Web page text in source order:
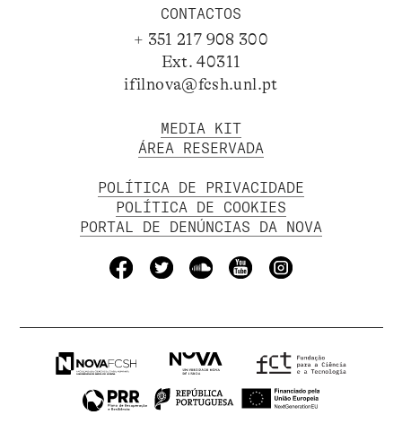
CONTACTOS
+ 351 217 908 300
Ext. 40311
ifilnova@fcsh.unl.pt
MEDIA KIT
ÁREA RESERVADA
POLÍTICA DE PRIVACIDADE
POLÍTICA DE COOKIES
PORTAL DE DENÚNCIAS DA NOVA